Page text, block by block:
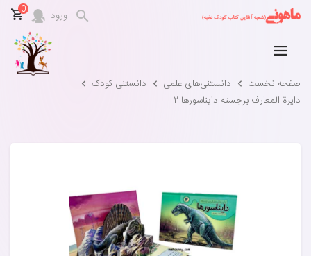
ورود 0
صفحه نخست دانستنی‌های علمی
دانستنی کودک
دایرة المعارف برجسته دایناسورها ۲